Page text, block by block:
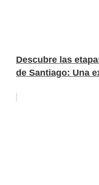
Descubre las
de Santiago: Una